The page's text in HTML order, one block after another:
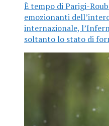
È tempo di Parigi-
emozionanti
internazionale,
soltanto lo stato di